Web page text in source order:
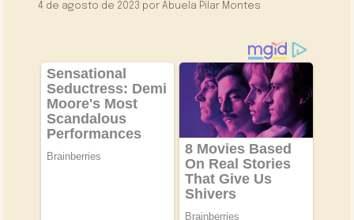
4 de agosto de 2023 porAbuela Pilar Montes